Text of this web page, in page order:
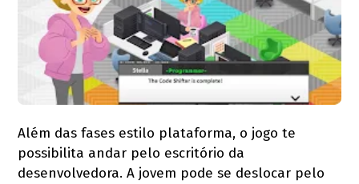
Além das fases estilo plataforma, o jogo te
possibilita andar pelo escritório da
desenvolvedora. A jovem pode se deslocar pelo